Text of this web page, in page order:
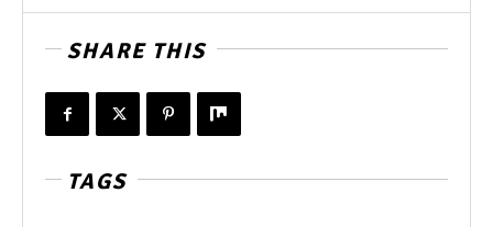
SHARE THIS
TAGS